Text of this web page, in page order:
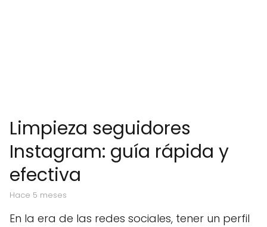
Limpieza seguidores
Instagram: guía rápida y
efectiva
hace 5 meses
En la era de las redes sociales, tener un perfil